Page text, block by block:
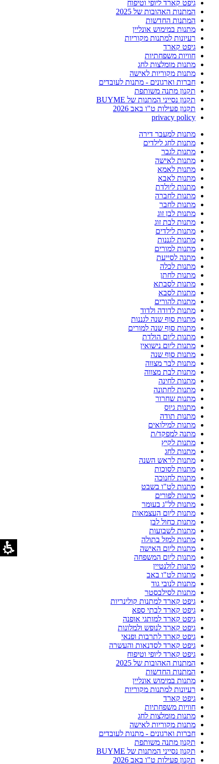
גיפט קארד ליופי וטיפוח
המתנות האהובות של 2025
המתנות החדשות
מתנות במימוש אונליין
רעיונות למתנות מקוריות
גיפט קארד
חוויות משפחתיות
מתנות מומלצות לחג
מתנות מקוריות לאישה
חברות וארגונים - מתנות לעובדים
תקנון מתנה משותפת
תקנון נסייני המתנות של BUYME
תקנון פעילות ט"ו באב 2026
privacy policy
מתנות למעבר דירה
מתנות לחג לילדים
מתנות לגבר
מתנות לאישה
מתנות לאמא
מתנות לאבא
מתנות ליולדת
מתנות לחברה
מתנות לחבר
מתנות לבן זוג
מתנות לבת זוג
מתנות לילדים
מתנות לגננות
מתנות למורים
מתנה לסייעת
מתנות לכלה
מתנות לחתן
מתנות לסבתא
מתנות לסבא
מתנות להורים
מתנות לדודה ולדוד
מתנות סוף שנה לגננות
מתנות סוף שנה למורים
מתנות ליום הולדת
מתנות ליום נישואין
מתנות סוף שנה
מתנות לבר מצווה
מתנות לבת מצווה
מתנות לחינה
מתנות לחתונה
מתנות שחרור
מתנות גיוס
מתנות תודה
מתנות למילואים
מתנה למפקד/ת
מתנות לקיץ
מתנות לחג
מתנות לראש השנה
מתנות לסוכות
מתנות לחנוכה
מתנות לט"ו בשבט
מתנות לפורים
מתנות לל"ג בעומר
מתנות ליום העצמאות
מתנות כחול לבן
מתנות לשבועות
מתנות למזל בתולה
מתנות ליום האישה
מתנות ליום המשפחה
מתנות לולנטיין
מתנות לט"ו באב
מתנות לנובי גוד
מתנות לסילבסטר
גיפט קארד למתנות קולינריות
גיפט קארד לבתי ספא
גיפט קארד למותגי אופנה
גיפט קארד לנופש ולמלונות
גיפט קארד לתרבות ופנאי
גיפט קארד לסדנאות והעשרה
גיפט קארד ליופי וטיפוח
המתנות האהובות של 2025
המתנות החדשות
מתנות במימוש אונליין
רעיונות למתנות מקוריות
גיפט קארד
חוויות משפחתיות
מתנות מומלצות לחג
מתנות מקוריות לאישה
חברות וארגונים - מתנות לעובדים
תקנון מתנה משותפת
תקנון נסייני המתנות של BUYME
תקנון פעילות ט"ו באב 2026